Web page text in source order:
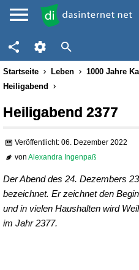
Startseite Leben 1000 Jahre
Heiligabend
Heiligabend 2377
Veröffentlicht: 06. Dezember 2022
vonAlexandra Ingenpaß
Der Abend des 24. Dezembers
bezeichnet. Er zeichnet den
und in vielen Haushalten wird
im Jahr 2377.